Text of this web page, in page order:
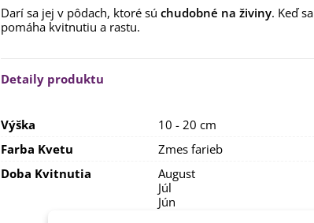
3,80 €
Begonia superba -...
Darí sa jej v pôdach, ktoré sú chudobné na živiny. Keď
pomáha kvitnutiu a rastu.
Detaily produktu
Výška
10 - 20 cm
Farba Kvetu
Zmes farieb
Doba Kvitnutia
August
Júl
Jún